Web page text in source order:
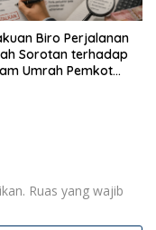
Biro Perjalanan
Sorotan terhadap
Umrah Pemkot
Ruas yang wajib